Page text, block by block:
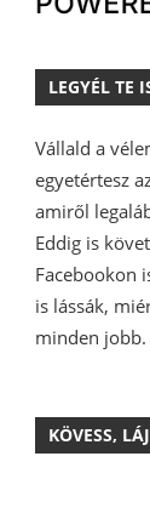
LEGYÉL TE
Vállald a
egyetértesz
amiről
Eddig is
Facebookon
is lássák,
minden jobb.
KÖVESS,